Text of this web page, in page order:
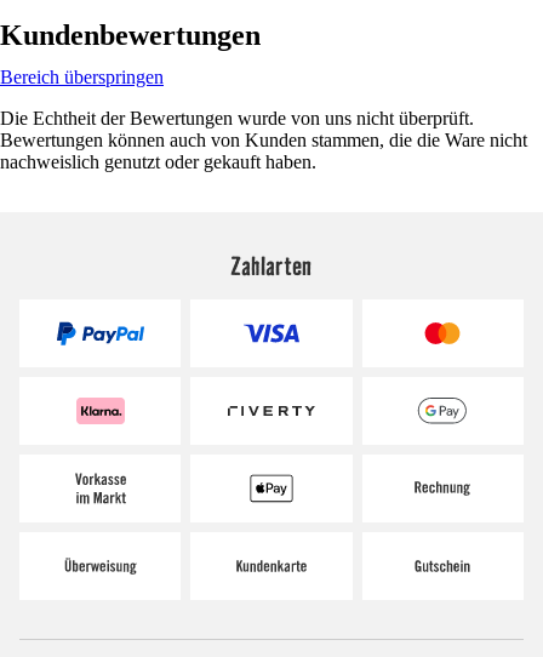
Kundenbewertungen
Bereich überspringen
Die Echtheit der Bewertungen wurde von uns nicht überprüft.
Bewertungen können auch von Kunden stammen, die die Ware nicht
nachweislich genutzt oder gekauft haben.
Zahlarten